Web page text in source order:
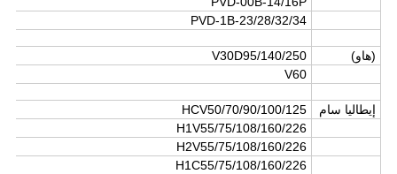
PVD-1B-23/28/32/34
(هاو)
V30D95/140/250
V60
إيطاليا سام
HCV50/70/90/100/125
H1V55/75/108/160/226
H2V55/75/108/160/226
H1C55/75/108/160/226